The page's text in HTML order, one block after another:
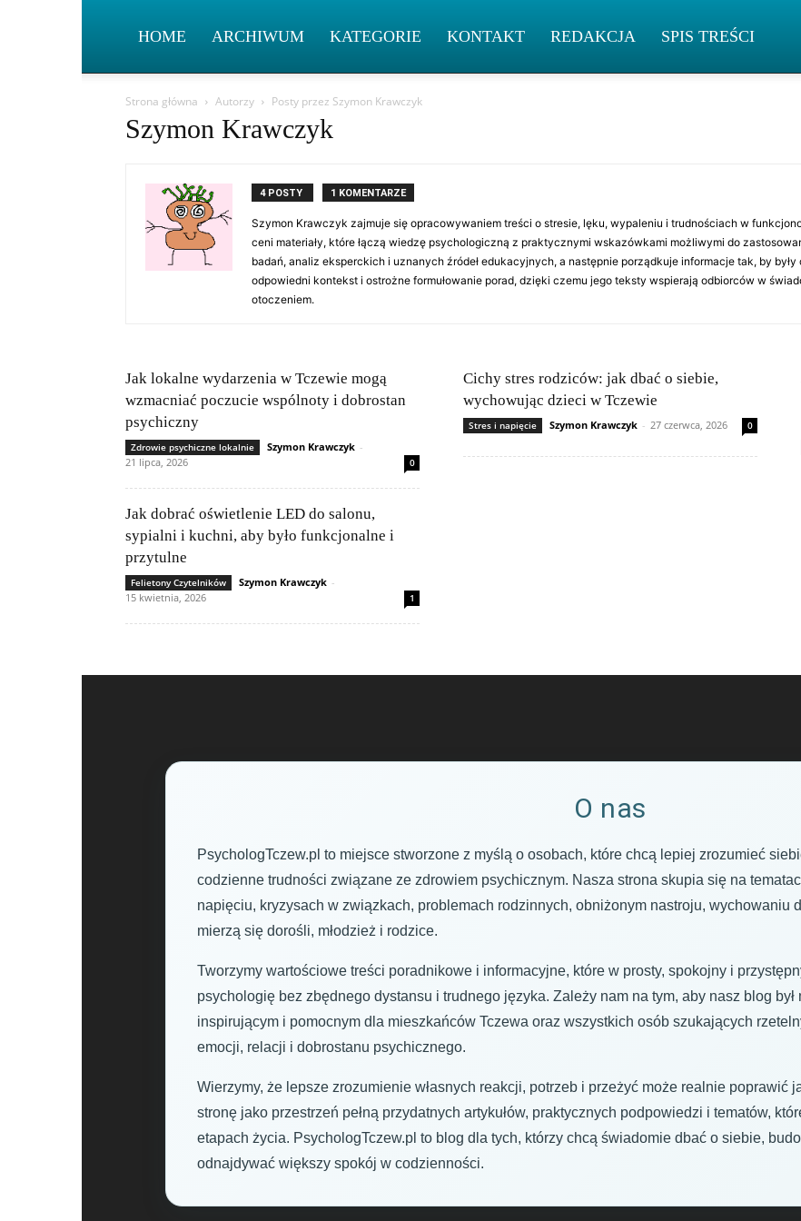
HOME ARCHIWUM KATEGORIE KONTAKT REDAKCJA SPIS TREŚCI
Strona główna Autorzy Posty przez Szymon Krawczyk
Szymon Krawczyk
4 POSTY 1 KOMENTARZE
Szymon Krawczyk zajmuje się opracowywaniem treści o stresie, lęku, wypaleniu i trudnościach w
ceni materiały, które łączą wiedzę psychologiczną z praktycznymi wskazówkami możliwymi do
badań, analiz eksperckich i uznanych źródeł edukacyjnych, a następnie porządkuje informacje tak, by
odpowiedni kontekst i ostrożne formułowanie porad, dzięki czemu jego teksty wspierają odbiorców w
otoczeniem.
Jak lokalne wydarzenia w Tczewie mogą
wzmacniać poczucie wspólnoty i dobrostan
psychiczny
Zdrowie psychiczne lokalnie Szymon Krawczyk -
21 lipca, 2026
0
Cichy stres rodziców: jak dbać o siebie,
wychowując dzieci w Tczewie
Stres i napięcie Szymon Krawczyk - 27 czerwca, 2026 0
Jak dobrać oświetlenie LED do salonu,
sypialni i kuchni, aby było funkcjonalne i
przytulne
Felietony Czytelników Szymon Krawczyk -
15 kwietnia, 2026
1
O nas
PsychologTczew.pl to miejsce stworzone z myślą o osobach, które chcą lepiej zrozumieć
codzienne trudności związane ze zdrowiem psychicznym. Nasza strona skupia się na
napięciu, kryzysach w związkach, problemach rodzinnych, obniżonym nastroju, wychowaniu
mierzą się dorośli, młodzież i rodzice.
Tworzymy wartościowe treści poradnikowe i informacyjne, które w prosty, spokojny i
psychologię bez zbędnego dystansu i trudnego języka. Zależy nam na tym, aby nasz blog
inspirującym i pomocnym dla mieszkańców Tczewa oraz wszystkich osób szukających
emocji, relacji i dobrostanu psychicznego.
Wierzymy, że lepsze zrozumienie własnych reakcji, potrzeb i przeżyć może realnie poprawić
stronę jako przestrzeń pełną przydatnych artykułów, praktycznych podpowiedzi i tematów,
etapach życia. PsychologTczew.pl to blog dla tych, którzy chcą świadomie dbać o siebie,
odnajdywać większy spokój w codzienności.